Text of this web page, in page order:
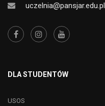
uczelnia@pansjar.edu.pl
DLA STUDENTÓW
USOS